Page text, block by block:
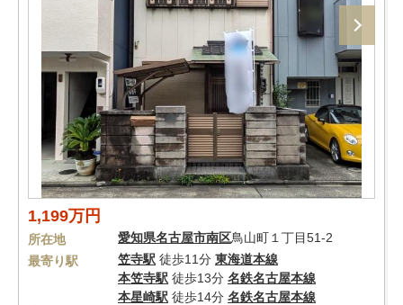
1,199万円
所在地 愛知県名古屋市南区鳥山町１丁目51-2
最寄り駅
笠寺駅 徒歩11分 東海道本線
本笠寺駅 徒歩13分 名鉄名古屋本線
本星崎駅 徒歩14分 名鉄名古屋本線